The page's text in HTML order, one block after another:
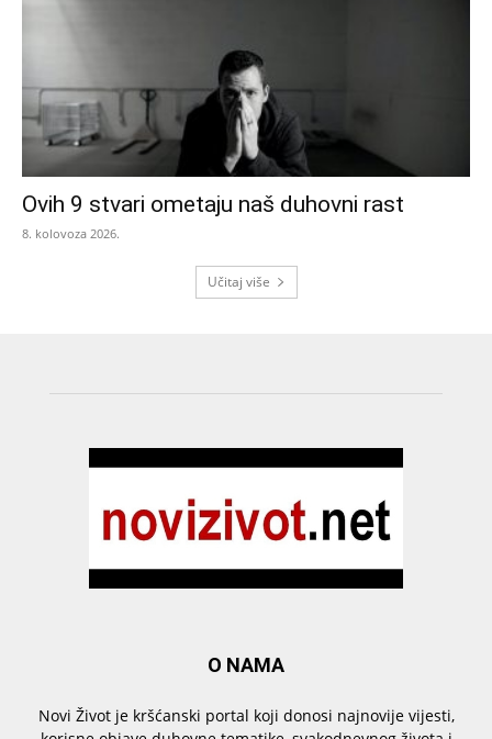
Ovih 9 stvari ometaju naš duhovni rast
8. kolovoza 2026.
Učitaj više
O NAMA
Novi Život je kršćanski portal koji donosi najnovije vijesti,